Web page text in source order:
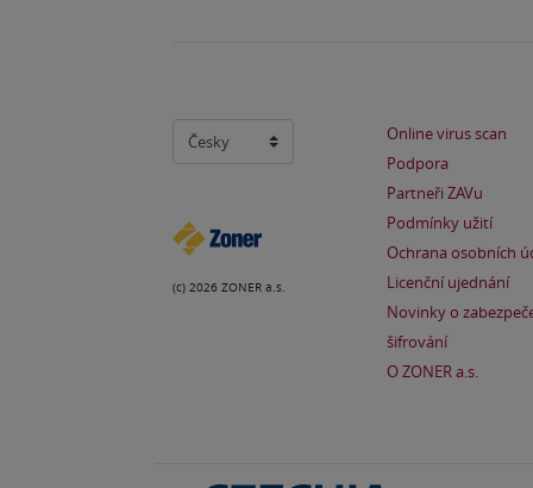
(c) 2026 ZONER a.s.
Online virus scan
Podpora
Partneři ZAVu
Podmínky užití
Ochrana osobních
Licenční ujednání
Novinky o
šifrování
O ZONER a.s.